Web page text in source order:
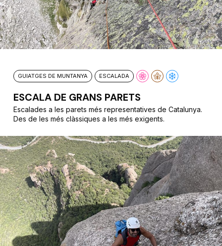
GUIATGES DE MUNTANYA ESCALADA
ESCALA DE GRANS PARETS
Escalades a les parets més representatives de Catalunya.
Des de les més clàssiques a les més exigents.